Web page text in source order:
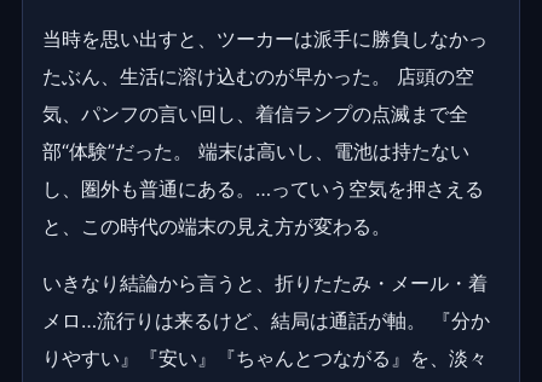
当時を思い出すと、ツーカーは派手に勝負しなかっ
たぶん、生活に溶け込むのが早かった。 店頭の空
気、パンフの言い回し、着信ランプの点滅まで全
部“体験”だった。 端末は高いし、電池は持たない
し、圏外も普通にある。…っていう空気を押さえる
と、この時代の端末の見え方が変わる。
いきなり結論から言うと、折りたたみ・メール・着
メロ…流行りは来るけど、結局は通話が軸。 『分か
りやすい』『安い』『ちゃんとつながる』を、淡々